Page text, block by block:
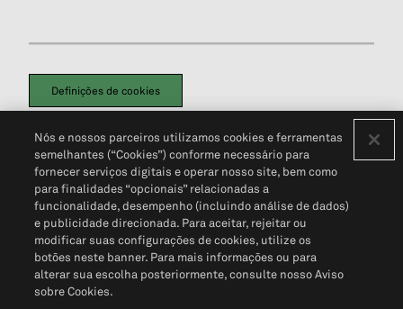
Definições de cookies
Política de PrivacidadePortal de privacidade do cliente (em inglês)
Não Venda Minhas Informações Pessoais© 2026 S&P Global
Nós e nossos parceiros utilizamos cookies e ferramentas
semelhantes (“Cookies”) conforme necessário para
fornecer serviços digitais e operar nosso site, bem como
para finalidades “opcionais” relacionadas a
funcionalidade, desempenho (incluindo análise de dados)
e publicidade direcionada. Para aceitar, rejeitar ou
modificar suas configurações de cookies, utilize os
botões neste banner. Para mais informações ou para
alterar sua escolha posteriormente, consulte nosso Aviso
sobre Cookies.